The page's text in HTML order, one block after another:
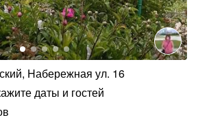
Hабережная ул. 16
даты и гостей